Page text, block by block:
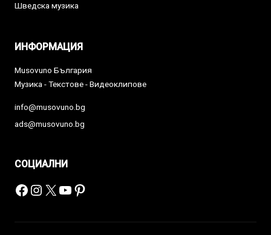
Шведска музика
ИНФОРМАЦИЯ
Musovuno България
Музика - Текстове - Видеоклипове
info@musovuno.bg
ads@musovuno.bg
СОЦИАЛНИ
Facebook
Instagram
X YouTube
Pinterest